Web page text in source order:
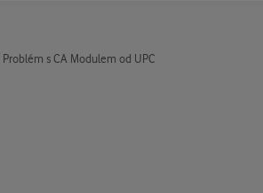
Problém s CA Modulem od UPC